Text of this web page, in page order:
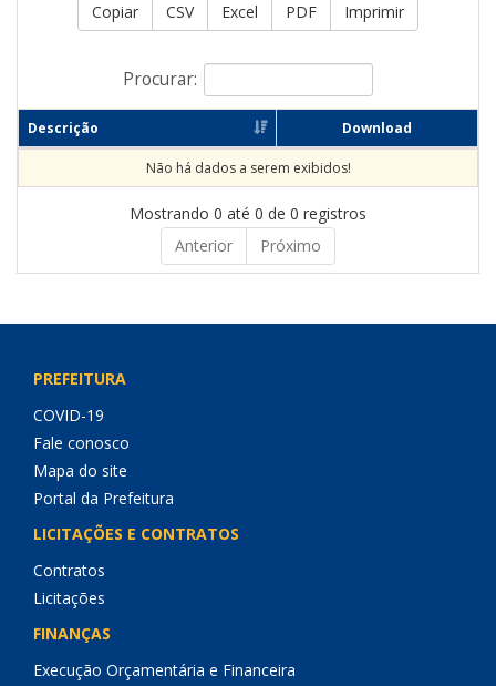
Copiar CSV Excel PDF Imprimir
Procurar:
Descrição Download
Não há dados a serem exibidos!
Mostrando 0 até 0 de 0 registros
Anterior
Próximo
PREFEITURA
COVID-19
Fale conosco
Mapa do site
Portal da Prefeitura
LICITAÇÕES E CONTRATOS
Contratos
Licitações
FINANÇAS
Execução Orçamentária e Financeira